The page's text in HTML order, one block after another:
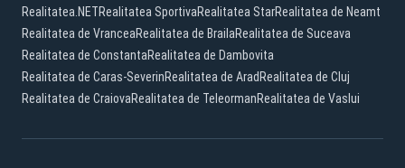
Realitatea.NETRealitatea SportivaRealitatea StarRealitatea de Neamt
Realitatea de VranceaRealitatea de BrailaRealitatea de Suceava
Realitatea de ConstantaRealitatea de Dambovita
Realitatea de Caras-SeverinRealitatea de Arad Realitatea de Cluj
Realitatea de CraiovaRealitatea de TeleormanRealitatea de Vaslui